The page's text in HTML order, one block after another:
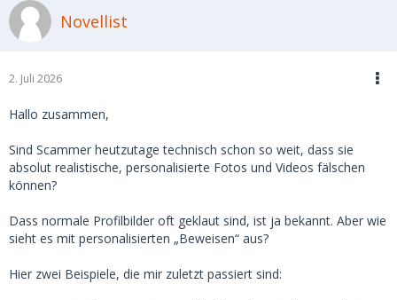
Novellist
2. Juli 2026
Hallo zusammen,
Sind Scammer heutzutage technisch schon so weit, dass sie
absolut realistische, personalisierte Fotos und Videos fälschen
können?
Dass normale Profilbilder oft geklaut sind, ist ja bekannt. Aber wie
sieht es mit personalisierten „Beweisen“ aus?
Hier zwei Beispiele, die mir zuletzt passiert sind: